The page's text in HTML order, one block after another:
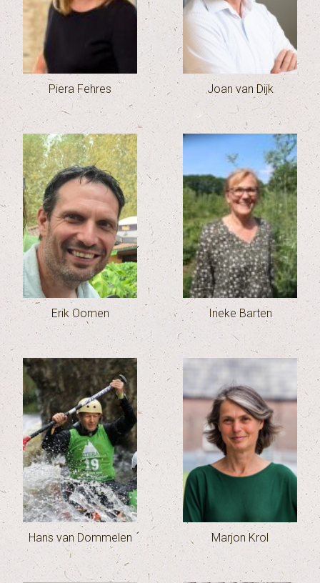
Piera Fehres Joan van Dijk
Erik Oomen Ineke Barten
Hans van Dommelen Marjon Krol